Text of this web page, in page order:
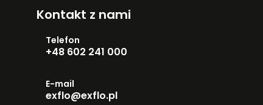
Kontakt z nami
Telefon
+48 602 241 000
E-mail
exflo@exflo.pl